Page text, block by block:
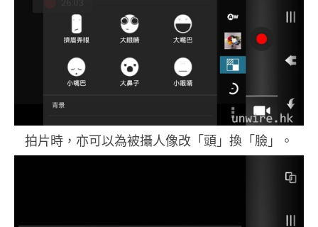
拍片時，亦可以為被攝人像改「頭」換「臉」。